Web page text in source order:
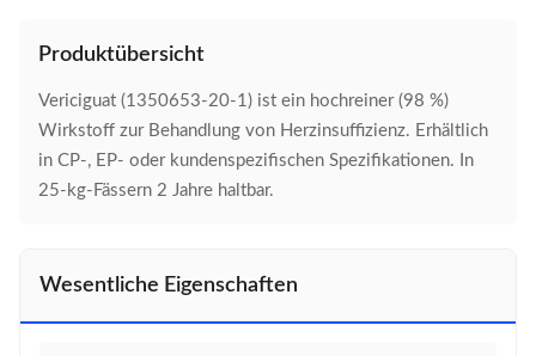
Produktübersicht
Vericiguat (1350653-20-1) ist ein hochreiner (98 %)
Wirkstoff zur Behandlung von Herzinsuffizienz. Erhältlich
in CP-, EP- oder kundenspezifischen Spezifikationen. In
25-kg-Fässern 2 Jahre haltbar.
Wesentliche Eigenschaften